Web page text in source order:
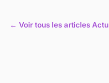
← Voir tous les articles Actu